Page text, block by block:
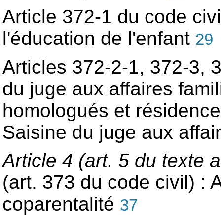
Article 372-1 du code
l'éducation de l'enfant 29
Articles 372-2-1, 372-3,
du juge aux affaires
homologués et
Saisine du juge aux
Article 4 (art. 5 du texte
(art. 373 du code civil) :
coparentalité 37